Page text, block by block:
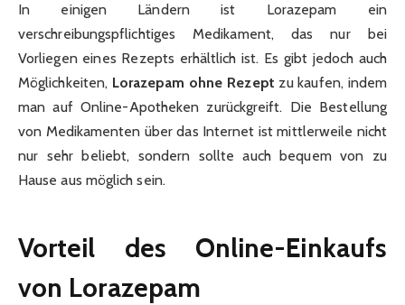
In einigen Ländern ist Lorazepam ein
verschreibungspflichtiges Medikament, das nur bei
Vorliegen eines Rezepts erhältlich ist. Es gibt jedoch auch
Möglichkeiten, Lorazepam ohne Rezept zu kaufen, indem
man auf Online-Apotheken zurückgreift. Die Bestellung
von Medikamenten über das Internet ist mittlerweile nicht
nur sehr beliebt, sondern sollte auch bequem von zu
Hause aus möglich sein.
Vorteil des Online-Einkaufs
von Lorazepam